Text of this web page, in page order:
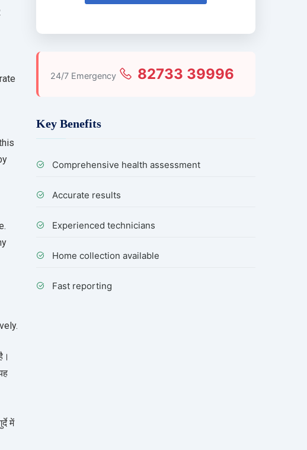
में
24/7 Emergency 82733 39996
Key Benefits
Comprehensive health assessment
Accurate results
Experienced technicians
Home collection available
Fast reporting